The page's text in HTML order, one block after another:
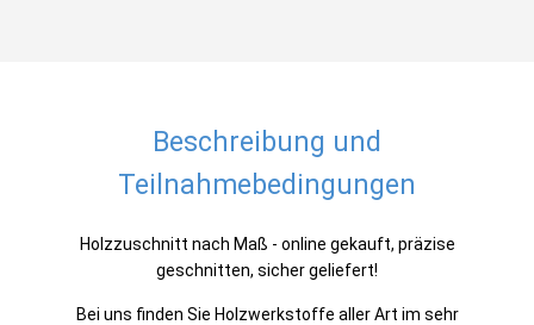
Beschreibung und
Teilnahmebedingungen
Holzzuschnitt nach Maß - online gekauft, präzise
geschnitten, sicher geliefert!
Bei uns finden Sie Holzwerkstoffe aller Art im sehr